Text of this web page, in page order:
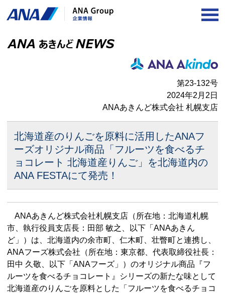
第23-132号
2024年2月2日
ANAあきんど株式会社 札幌支店
北海道産のりんごを原料に活用したANAフ
ーズオリジナル商品 「フルーツを食べるチ
ョコレート 北海道産りんご」を北海道内の
ANA FESTAにて発売！
ANAあきんど株式会社札幌支店（所在地：北海道札幌
市、執行役員支店長：田部 敏之、以下「ANAあきん
ど」）は、北海道内の余市町、仁木町、壮瞥町と連携し、
ANAフーズ株式会社（所在地：東京都、代表取締役社長：
田中 久敬、以下「ANAフーズ」）のオリジナル商品『フ
ルーツを食べるチョコレート』シリーズの新たな味として
北海道産のりんごを原料とした「フルーツを食べるチョコ